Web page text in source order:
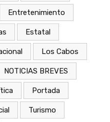
Entretenimiento
Estatal
Los Cabos
NOTICIAS BREVES
Portada
Turismo